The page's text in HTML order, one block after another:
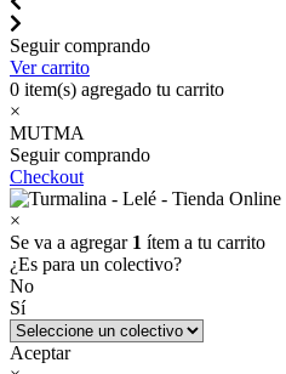
Seguir comprando
Ver carrito
0 item(s) agregado tu carrito
×
MUTMA
Seguir comprando
Checkout
×
Se va a agregar 1 ítem a tu carrito
¿Es para un colectivo?
No
Sí
Aceptar